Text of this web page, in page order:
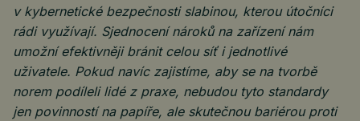
v kybernetické bezpečnosti slabinou, kterou útočníci
rádi využívají. Sjednocení nároků na zařízení nám
umožní efektivněji bránit celou síť i jednotlivé
uživatele. Pokud navíc zajistíme, aby se na tvorbě
norem podíleli lidé z praxe, nebudou tyto standardy
jen povinností na papíře, ale skutečnou bariérou proti